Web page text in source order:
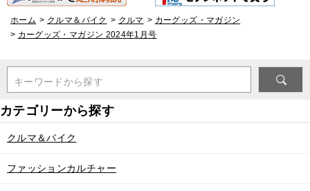
ホーム > クルマ＆バイク > クルマ > カーグッズ・マガジン
> カーグッズ・マガジン 2024年1月号
キーワードから探す
クルマ＆バイク
ファッションカルチャー